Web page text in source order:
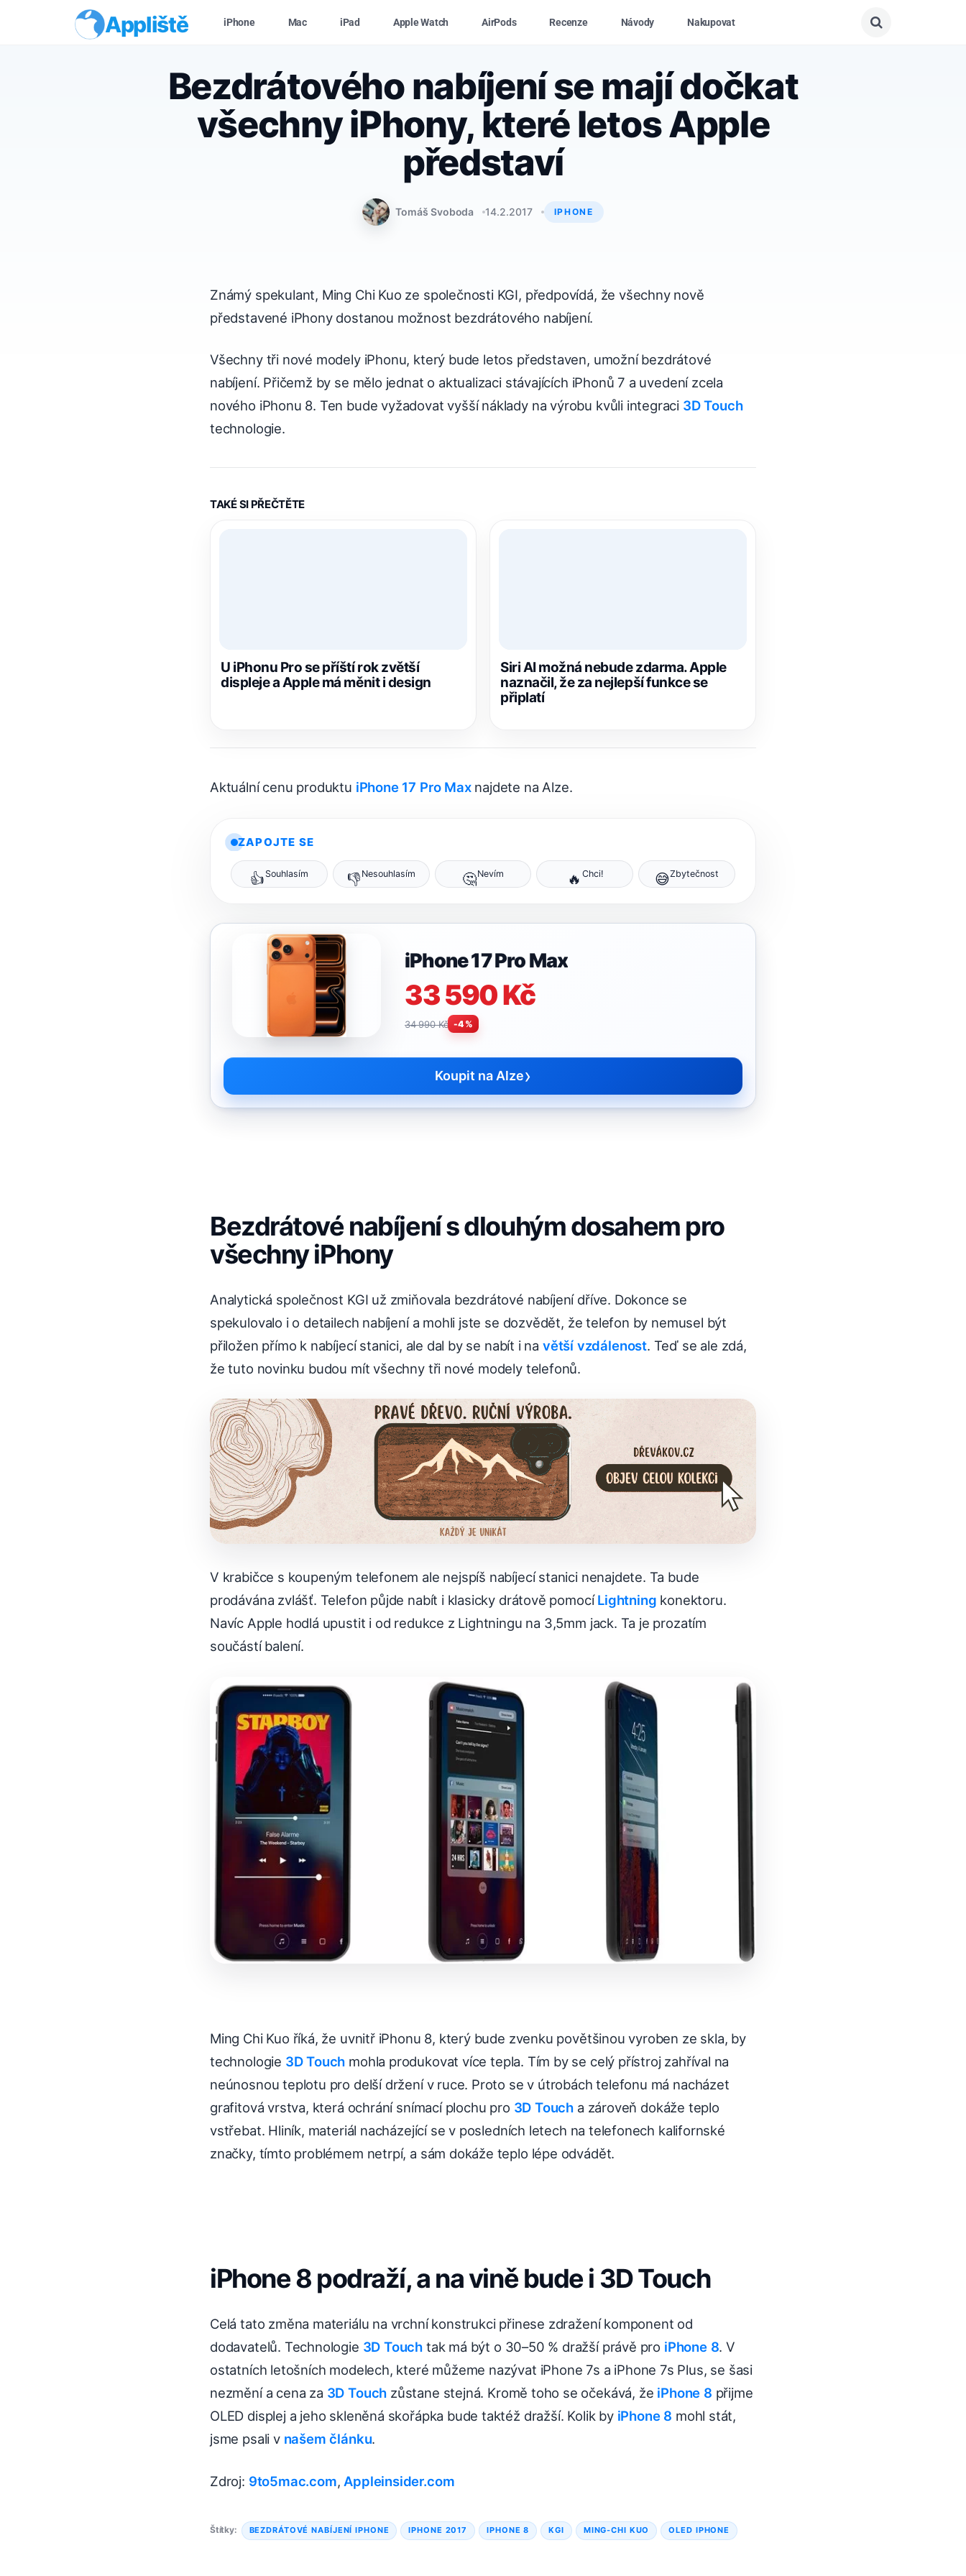
Appliště iPhone Mac iPad Apple Watch AirPods Recenze Návody Nakupovat
Bezdrátového nabíjení se mají dočkat
všechny iPhony, které letos Apple
představí
Tomáš Svoboda 14.2.2017 IPHONE
Známý spekulant, Ming Chi Kuo ze společnosti KGI, předpovídá, že všechny nově
představené iPhony dostanou možnost bezdrátového nabíjení.
Všechny tři nové modely iPhonu, který bude letos představen, umožní bezdrátové
nabíjení. Přičemž by se mělo jednat o aktualizaci stávajících iPhonů 7 a uvedení zcela
nového iPhonu 8. Ten bude vyžadovat vyšší náklady na výrobu kvůli integraci 3D Touch
technologie.
TAKÉ SI PŘEČTĚTE
U iPhonu Pro se příští rok zvětší
displeje a Apple má měnit i design
Siri AI možná nebude zdarma. Apple
naznačil, že za nejlepší funkce se
připlatí
Aktuální cenu produktu iPhone 17 Pro Maxnajdete na Alze.
ZAPOJTE SE
👍 Souhlasím 👎 Nesouhlasím 🤔Nevím 🔥 Chci! 😅Zbytečnost
iPhone 17 Pro Max
33 590 Kč
34 990 Kč -4 %
Koupit na Alze›
Bezdrátové nabíjení s dlouhým dosahem pro
všechny iPhony
Analytická společnost KGI už zmiňovala bezdrátové nabíjení dříve. Dokonce se
spekulovalo i o detailech nabíjení a mohli jste se dozvědět, že telefon by nemusel být
přiložen přímo k nabíjecí stanici, ale dal by se nabít i na větší vzdálenost. Teď se ale zdá,
že tuto novinku budou mít všechny tři nové modely telefonů.
V krabičce s koupeným telefonem ale nejspíš nabíjecí stanici nenajdete. Ta bude
prodávána zvlášť. Telefon půjde nabít i klasicky drátově pomocíLightning konektoru.
Navíc Apple hodlá upustit i od redukce z Lightningu na 3,5mm jack. Ta je prozatím
součástí balení.
Ming Chi Kuo říká, že uvnitř iPhonu 8, který bude zvenku povětšinou vyroben ze skla, by
technologie 3D Touch mohla produkovat více tepla. Tím by se celý přístroj zahříval na
neúnosnou teplotu pro delší držení v ruce. Proto se v útrobách telefonu má nacházet
grafitová vrstva, která ochrání snímací plochu pro 3D Touch a zároveň dokáže teplo
vstřebat. Hliník, materiál nacházející se v posledních letech na telefonech kalifornské
značky, tímto problémem netrpí, a sám dokáže teplo lépe odvádět.
iPhone 8 podraží, a na vině bude i 3D Touch
Celá tato změna materiálu na vrchní konstrukci přinese zdražení komponent od
dodavatelů. Technologie 3D Touch tak má být o 30–50 % dražší právě pro iPhone 8. V
ostatních letošních modelech, které můžeme nazývat iPhone 7s a iPhone 7s Plus, se šasi
nezmění a cena za 3D Touch zůstane stejná. Kromě toho se očekává, že iPhone 8 přijme
OLED displej a jeho skleněná skořápka bude taktéž dražší. Kolik by iPhone 8 mohl stát,
jsme psali v našem článku.
Zdroj: 9to5mac.com, Appleinsider.com
Štítky: BEZDRÁTOVÉ NABÍJENÍ IPHONE IPHONE 2017 IPHONE 8 KGI MING-CHI KUO OLED IPHONE